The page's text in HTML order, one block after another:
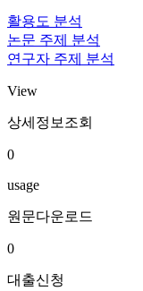
활용도 분석
논문 주제 분석
연구자 주제 분석
View
상세정보조회
0
usage
원문다운로드
0
대출신청